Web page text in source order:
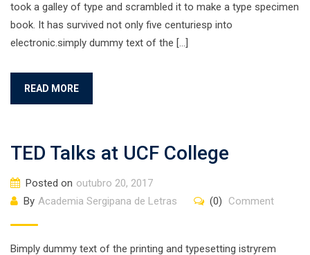
took a galley of type and scrambled it to make a type specimen
book. It has survived not only five centuriesp into
electronic.simply dummy text of the […]
READ MORE
TED Talks at UCF College
Posted on outubro 20, 2017
By Academia Sergipana de Letras (0) Comment
Bimply dummy text of the printing and typesetting istryrem